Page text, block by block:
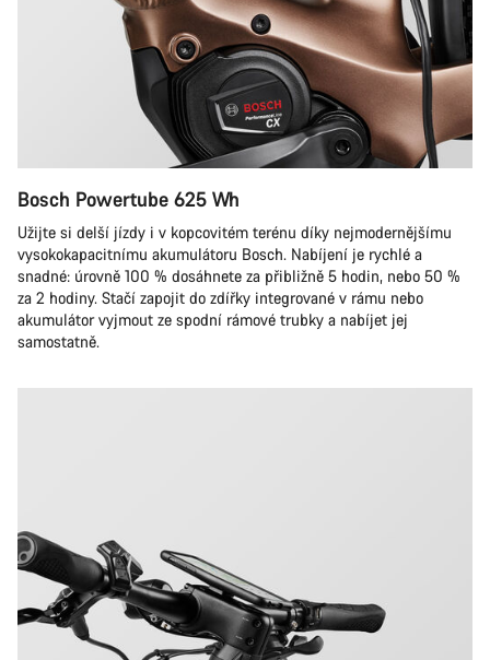
Bosch Powertube 625 Wh
Užijte si delší jízdy i v kopcovitém terénu díky nejmodernějšímu
vysokokapacitnímu akumulátoru Bosch. Nabíjení je rychlé a
snadné: úrovně 100 % dosáhnete za přibližně 5 hodin, nebo 50 %
za 2 hodiny. Stačí zapojit do zdířky integrované v rámu nebo
akumulátor vyjmout ze spodní rámové trubky a nabíjet jej
samostatně.